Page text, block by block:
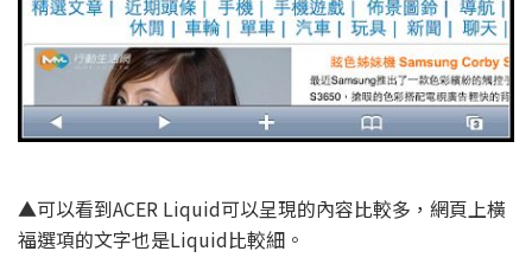
▲可以看到ACER Liquid可以呈現的內容比較多，網頁上橫
福選項的文字也是Liquid比較細。